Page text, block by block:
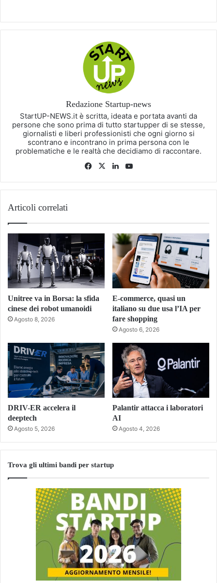
Redazione Startup-news
StartUP-NEWS.it è scritta, ideata e portata avanti da
persone che sono prima di tutto startupper di se stesse,
giornalisti e liberi professionisti che ogni giorno si
scontrano e incontrano in prima persona con le
problematiche e le realtà che decidiamo di raccontare.
Facebook
X LinkedIn
Articoli correlati
Unitree va in Borsa: la sfida
cinese dei robot umanoidi
Agosto 8, 2026
E-commerce, quasi un
italiano su due usa l’IA per
fare shopping
Agosto 6, 2026
DRIV-ER accelera il
deeptech
Agosto 5, 2026
Palantir attacca i laboratori
AI
Agosto 4, 2026
Trova gli ultimi bandi per startup